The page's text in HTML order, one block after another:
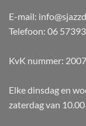
E-mail:
Telefoon: 06
KvK nummer:
Elke dinsdag en
zaterdag van